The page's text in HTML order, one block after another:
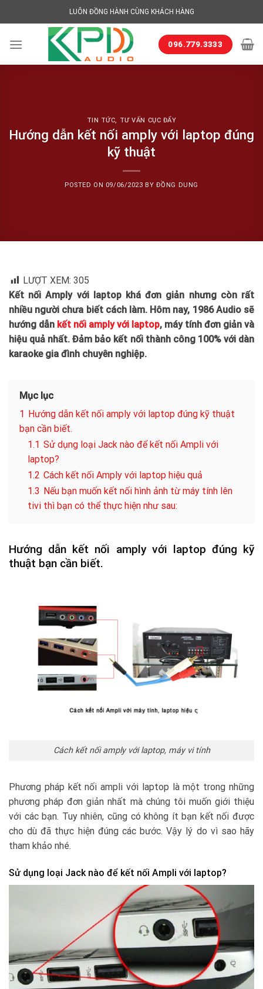
to
LUÔN ĐỒNG HÀNH CÙNG KHÁCH HÀNG
096.779.3333
TIN TỨC, TƯ VẤN CỤC ĐẨY
Hướng dẫn kết nối amply với laptop đúng
kỹ thuật
POSTED ON 09/06/2023 BY ĐỒNG DUNG
LƯỢT XEM: 305
Kết nối Amply với laptop khá đơn giản nhưng còn rất
nhiều người chưa biết cách làm. Hôm nay, 1986 Audio sẽ
hướng dẫn kết nối amply với laptop, máy tính đơn giản và
hiệu quả nhất. Đảm bảo kết nối thành công 100% với dàn
karaoke gia đình chuyên nghiệp.
Mục lục
1 Hướng dẫn kết nối amply với laptop đúng kỹ thuật
bạn cần biết.
1.1 Sử dụng loại Jack nào để kết nối Ampli với
laptop?
1.2 Cách kết nối Amply với laptop hiệu quả
1.3 Nếu bạn muốn kết nối hình ảnh từ máy tính lên
tivi thì bạn có thể thực hiện như sau:
Hướng dẫn kết nối amply với laptop đúng kỹ
thuật bạn cần biết.
Cách kết nối amply với laptop, máy vi tính
Phương pháp kết nối ampli với laptop là một trong những
phương pháp đơn giản nhất mà chúng tôi muốn giới thiệu
với các bạn. Tuy nhiên, cũng có không ít bạn kết nối được
cho dù đã thực hiện đúng các bước. Vậy lý do vì sao hãy
tham khảo nhé.
Sử dụng loại Jack nào để kết nối Ampli với laptop?